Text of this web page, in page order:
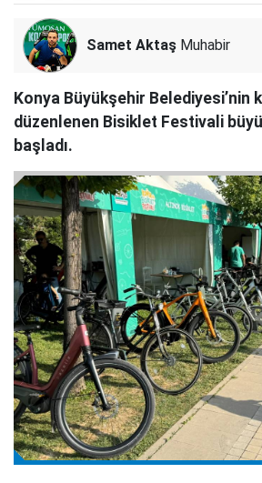
Samet Aktaş Muhabir
Konya Büyükşehir Belediyesi’nin
düzenlenen Bisiklet Festivali
başladı.